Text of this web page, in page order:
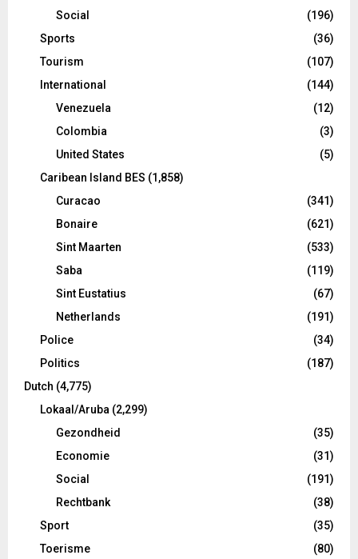
Social
(196)
Sports
(36)
Tourism
(107)
International
(144)
Venezuela
(12)
Colombia
(3)
United States
(5)
Caribean Island BES (1,858)
Curacao
(341)
Bonaire
(621)
Sint Maarten
(533)
Saba
(119)
Sint Eustatius
(67)
Netherlands
(191)
Police
(34)
Politics
(187)
Dutch (4,775)
Lokaal/Aruba (2,299)
Gezondheid
(35)
Economie
(31)
Social
(191)
Rechtbank
(38)
Sport
(35)
Toerisme
(80)